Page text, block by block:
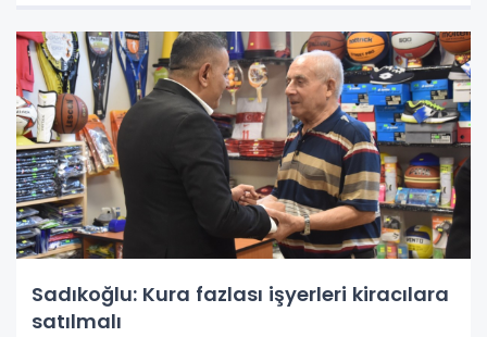
Sadıkoğlu: Kura fazlası işyerleri kiracılara
satılmalı